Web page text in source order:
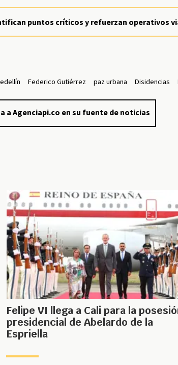
puntos críticos y refuerzan operativos
Federico Gutiérrez paz urbana Disidencias
a Agenciapi.co en su fuente de noticias
Felipe VI llega a Cali para la
presidencial de Abelardo de la
Espriella